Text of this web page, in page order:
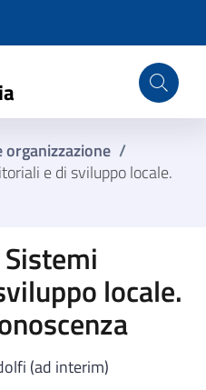
Campania
organizzazione /
e di sviluppo locale.
locale.
(ad interim)